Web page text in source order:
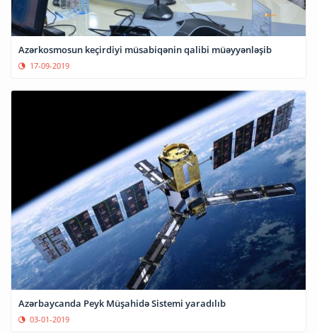
Azərkosmosun keçirdiyi müsabiqənin qalibi müəyyənləşib
17-09-2019
Azərbaycanda Peyk Müşahidə Sistemi yaradılıb
03-01-2019